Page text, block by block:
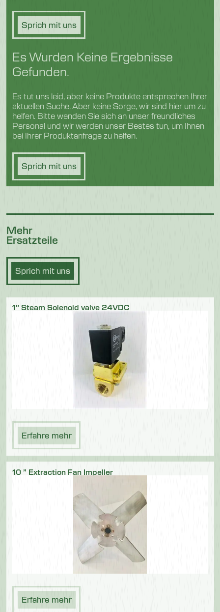
Sprich mit uns
Es Wurden Keine Ergebnisse
Gefunden.
Es tut uns leid, aber keine Produkte entsprechen Ihrer
aktuellen Suche. Aber keine Sorge, wir sind hier um zu
helfen. Bitte wenden Sie sich an unser freundliches
Personal und wir werden unser Bestes tun, um Ihnen
bei Ihrer Produktanfrage zu helfen.
Sprich mit uns
Mehr
Ersatzteile
Sprich mit uns
1″ Steam Solenoid valve 24VDC
Erfahre mehr
10 ” Extraction Fan Impeller
Erfahre mehr